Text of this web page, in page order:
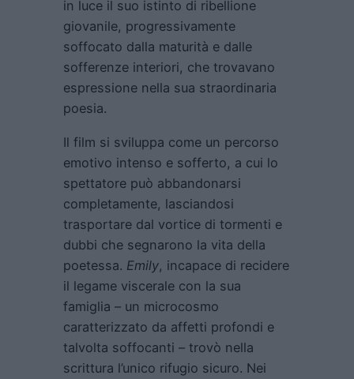
in luce il suo istinto di ribellione
giovanile, progressivamente
soffocato dalla maturità e dalle
sofferenze interiori, che trovavano
espressione nella sua straordinaria
poesia.
Il film si sviluppa come un percorso
emotivo intenso e sofferto, a cui lo
spettatore può abbandonarsi
completamente, lasciandosi
trasportare dal vortice di tormenti e
dubbi che segnarono la vita della
poetessa. Emily, incapace di recidere
il legame viscerale con la sua
famiglia – un microcosmo
caratterizzato da affetti profondi e
talvolta soffocanti – trovò nella
scrittura l’unico rifugio sicuro. Nei